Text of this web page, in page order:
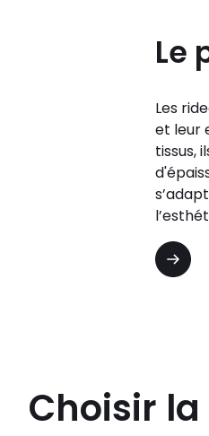
Le
Les
et leur
tissus,
Choisir